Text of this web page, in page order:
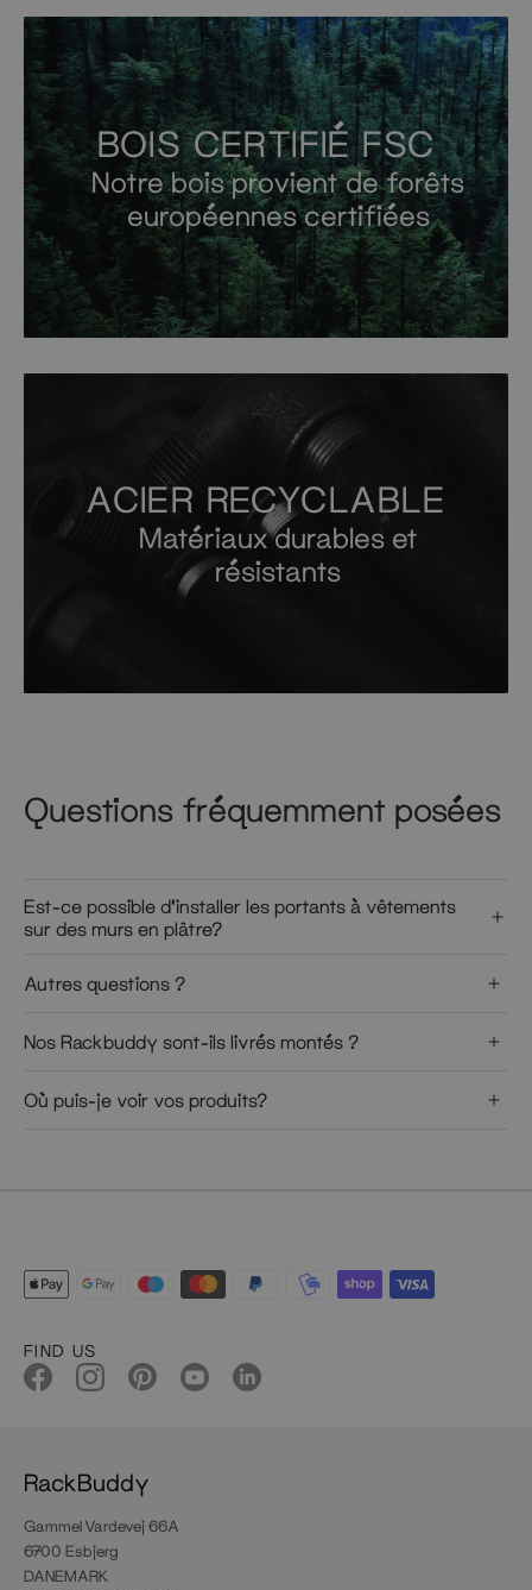
BOIS CERTIFIÉ FSC
Notre bois provient de forêts
européennes certifiées
ACIER RECYCLABLE
Matériaux durables et
résistants
Questions fréquemment posées
Est-ce possible d’installer les portants à vêtements
sur des murs en plâtre?
Autres questions ?
Nos Rackbuddy sont-ils livrés montés ?
Où puis-je voir vos produits?
FIND US
RackBuddy
Gammel Vardevej 66A
6700 Esbjerg
DANEMARK